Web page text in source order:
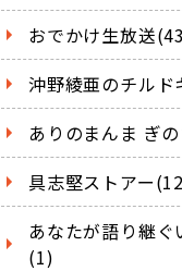
おでかけ生放送
沖野綾亜のチル
ありのまんま ぎ
具志堅ストアー
あなたが語り継ぐ
(1)